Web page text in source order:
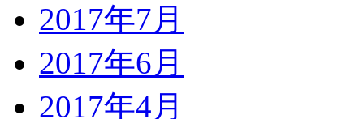
2017年7月
2017年6月
2017年4月